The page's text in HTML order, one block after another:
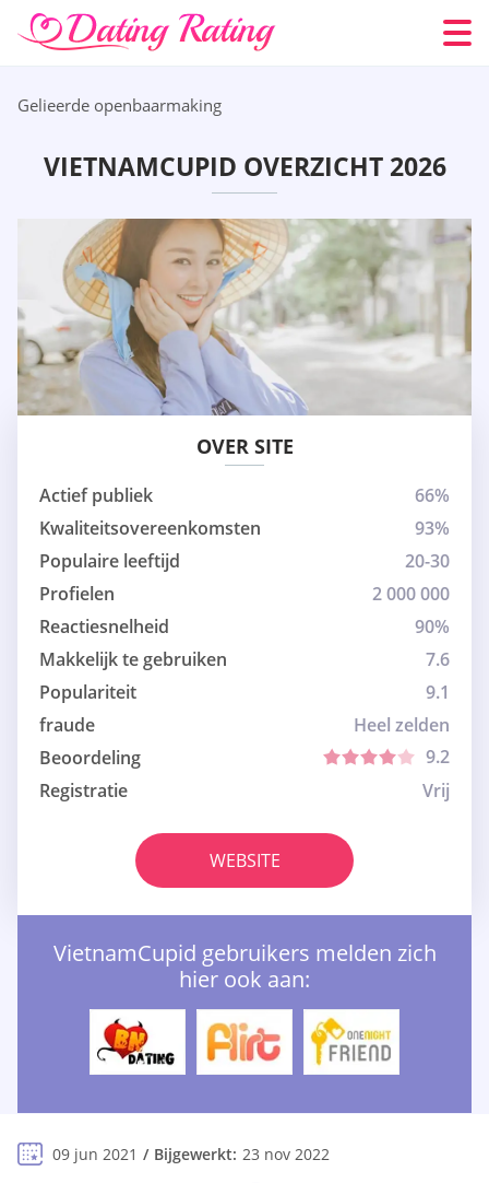
Gelieerde openbaarmaking
VIETNAMCUPID OVERZICHT 2026
OVER SITE
Actief publiek
66%
Kwaliteitsovereenkomsten
93%
Populaire leeftijd
20-30
Profielen
2 000 000
Reactiesnelheid
90%
Makkelijk te gebruiken
7.6
Populariteit
9.1
fraude
Heel zelden
Beoordeling
9.2
Registratie
Vrij
WEBSITE
VietnamCupid gebruikers melden zich
hier ook aan:
09 jun 2021 Bijgewerkt: 23 nov 2022